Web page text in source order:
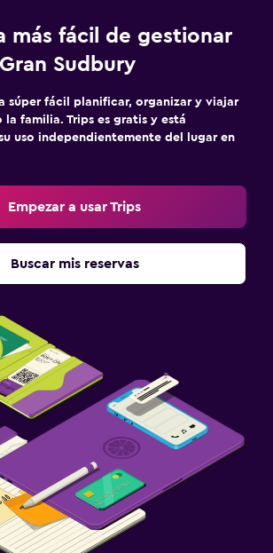
más fácil de gestionar
Sudbury
súper fácil planificar, organizar y viajar
la familia. Trips es gratis y está
uso independientemente del lugar en
Empezar a usar Trips
Buscar mis reservas